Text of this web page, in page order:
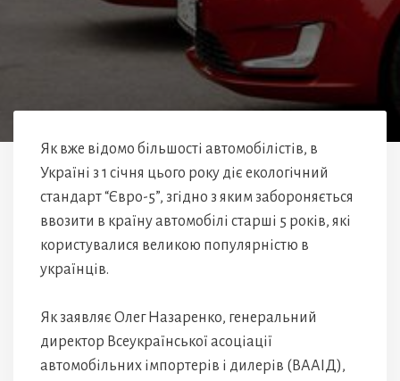
Як вже відомо більшості автомобілістів, в
Україні з 1 січня цього року діє екологічний
стандарт “Євро-5”, згідно з яким забороняється
ввозити в країну автомобілі старші 5 років, які
користувалися великою популярністю в
українців.
Як заявляє Олег Назаренко, генеральний
директор Всеукраїнської асоціації
автомобільних імпортерів і дилерів (ВААІД),